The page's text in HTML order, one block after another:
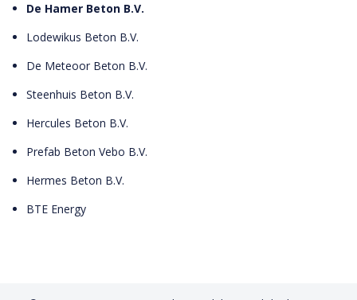
De Hamer Beton B.V.
Lodewikus Beton B.V.
De Meteoor Beton B.V.
Steenhuis Beton B.V.
Hercules Beton B.V.
Prefab Beton Vebo B.V.
Hermes Beton B.V.
BTE Energy